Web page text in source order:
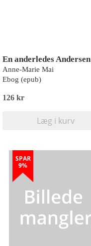
En anderledes Andersen
Anne-Marie Mai
Ebog (epub)
126 kr
Læg i kurv
SPAR
9%